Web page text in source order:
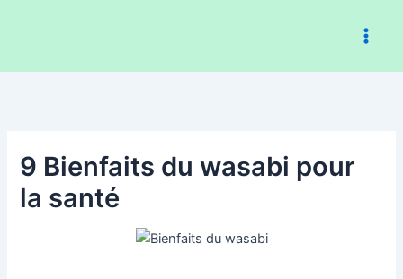
9 Bienfaits du wasabi pour
la santé